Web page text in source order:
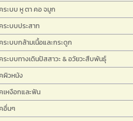
ระบบ หู ตา คอ จมูก
ระบบประสาท
ระบบกล้ามเนื้อและกระดูก
ระบบทางเดินปัสสาวะ & อวัยวะสืบพันธุ์
ผิวหนัง
เหงือกและฟัน
อื่นๆ